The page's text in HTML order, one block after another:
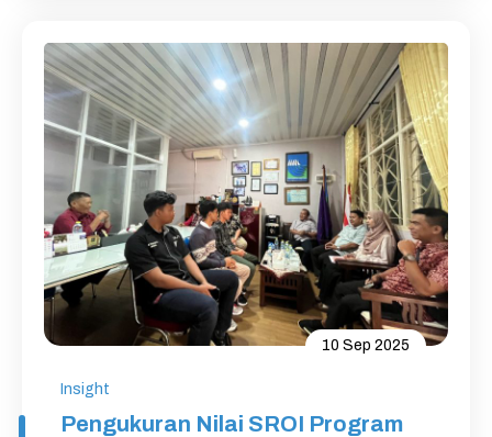
10 Sep 2025
Insight
Pengukuran Nilai SROI Program